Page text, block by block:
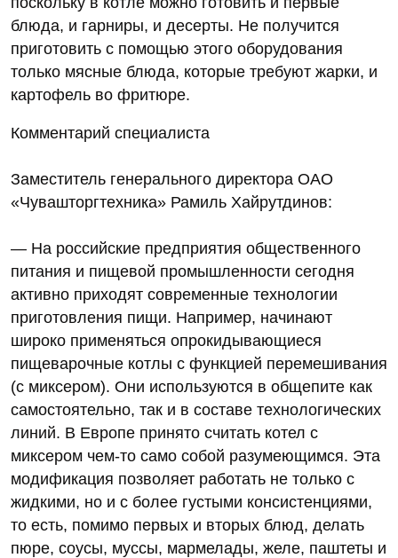
блюда, и гарниры, и десерты. Не получится
приготовить с помощью этого оборудования
только мясные блюда, которые требуют жарки, и
картофель во фритюре.
Комментарий специалиста
Заместитель генерального директора ОАО
«Чувашторгтехника» Рамиль Хайрутдинов:
— На российские предприятия общественного
питания и пищевой промышленности сегодня
активно приходят современные технологии
приготовления пищи. Например, начинают
широко применяться опрокидывающиеся
пищеварочные котлы с функцией перемешивания
(с миксером). Они используются в общепите как
самостоятельно, так и в составе технологических
линий. В Европе принято считать котел с
миксером чем-то само собой разумеющимся. Эта
модификация позволяет работать не только с
жидкими, но и с более густыми консистенциями,
то есть, помимо первых и вторых блюд, делать
пюре, соусы, муссы, мармелады, желе, паштеты и